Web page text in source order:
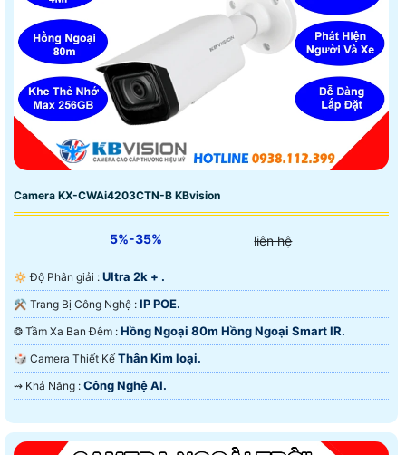
Camera KX-CWAi4203CTN-B KBvision
5%-35% liên hệ
🔅 Độ Phân giải : Ultra 2k + .
⚒ Trang Bị Công Nghệ : IP POE.
❂ Tầm Xa Ban Đêm : Hồng Ngoại 80m Hồng Ngoại Smart IR.
🎲 Camera Thiết Kế Thân Kim loại.
️⇝ Khả Năng : Công Nghệ AI.